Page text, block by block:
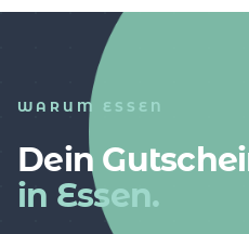
WARUM ESSEN
Dein
in Essen.